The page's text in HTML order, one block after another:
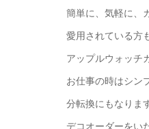
簡単に、気軽に、
愛用されている方
アップルウォッチ
お仕事の時はシン
分転換にもなりま
デコオーダーをい